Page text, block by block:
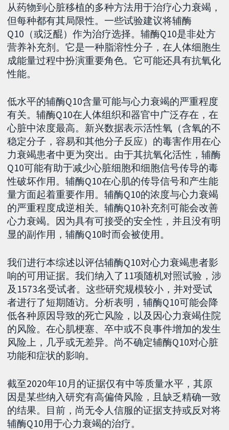
从药物到心脏移植的多种方法用于治疗心力衰竭，
但每种都有其局限性。一些试验建议将辅酶
Q10（或泛醌）作为治疗选择。辅酶Q10是非处方
营养补充剂。它是一种脂溶性分子，在人体细胞生
成能量过程中扮演重要角色。它可能还具有抗氧化
性能。
低水平的辅酶Q10含量可能与心力衰竭的严重程度
有关。辅酶Q10在人体组织和器官中广泛存在，在
心脏中浓度最高。新兴数据表示活性氧（含氧的不
稳定分子，容易和其他分子反应）的毒害作用在心
力衰竭患者中更为突出。由于其抗氧化活性，辅酶
Q10可能有助于减少心脏细胞和细胞信号传导的毒
性破坏作用。辅酶Q10在心肌的传导信号和产生能
量方面起着重要作用。辅酶Q10的浓度与心力衰竭
的严重程度成逆相关。辅酶Q10补充剂可能会改善
心力衰竭。因为具有可接受的安全性，并且没有明
显的副作用，辅酶Q10时而会被使用。
我们进行本综述以评估辅酶Q10对心力衰竭患者影
响的可用证据。我们纳入了11项随机对照试验，涉
及1573名受试者。这些研究规模较小，并对受试
者进行了短期随访。分析表明，辅酶Q10可能会降
低各种原因导致的死亡风险，以及因心力衰竭住院
的风险。在心肌梗塞、卒中或不良事件增加的发生
风险上，几乎或无差异。尚不确定辅酶Q10对心脏
功能和症状的影响。
截至2020年10月的证据仅有中等质量水平，其原
因是某些纳入研究有高偏倚风险，且缺乏精确一致
的结果。目前，尚无令人信服的证据支持或反对将
辅酶Q10用于心力衰竭的治疗。